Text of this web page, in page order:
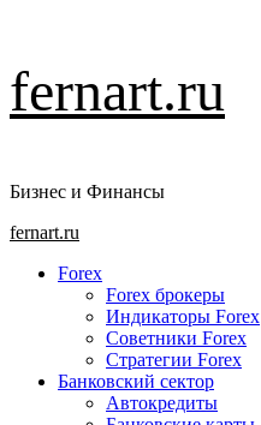
Перейти
к
содержимому
fernart.ru
Бизнес и Финансы
Основное
fernart.ru
Forex
Forex брокеры
Индикаторы Forex
Советники Forex
Стратегии Forex
Банковский сектор
Автокредиты